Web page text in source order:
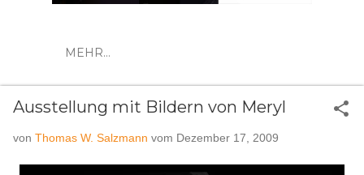
MEHR…
Ausstellung mit Bildern von Meryl
von Thomas W. Salzmann vom Dezember 17, 2009